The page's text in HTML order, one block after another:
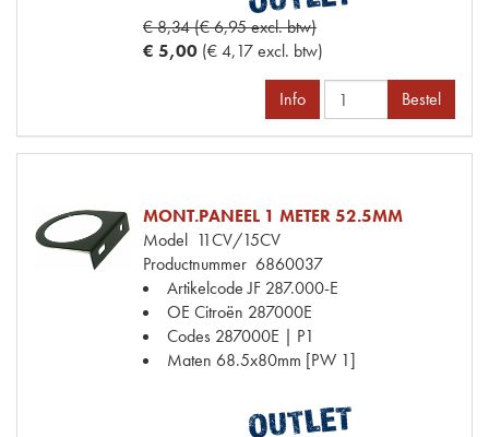
€ 8,34 (€ 6,95 excl. btw)
€ 5,00 (€ 4,17 excl. btw)
Info Bestel
MONT.PANEEL 1 METER 52.5MM
Model 11CV/15CV
Productnummer 6860037
Artikelcode JF 287.000-E
OE Citroën 287000E
Codes 287000E | P1
Maten 68.5x80mm [PW 1]